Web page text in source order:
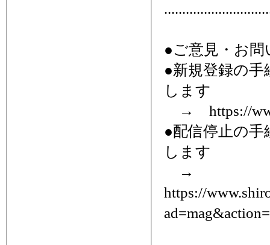
●ご意見・お問
●新規登録の
します
→ https://
●配信停止の
します
→
https://